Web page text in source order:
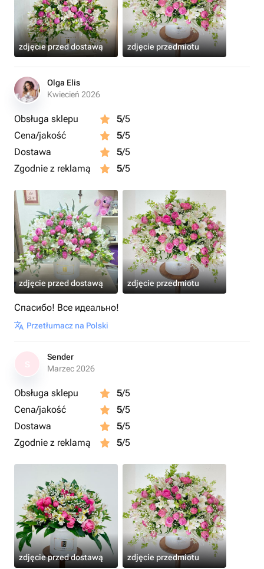
zdjęcie przed dostawą zdjęcie przedmiotu
Olga Elis
Kwiecień 2026
Obsługa sklepu 5/5
Cena/jakość
5/5
Dostawa
5/5
Zgodnie z reklamą
5/5
zdjęcie przed dostawą zdjęcie przedmiotu
Спасибо! Все идеально!
Przetłumacz na Polski
Sender
Marzec 2026
Obsługa sklepu 5/5
Cena/jakość
5/5
Dostawa
5/5
Zgodnie z reklamą
5/5
zdjęcie przed dostawą zdjęcie przedmiotu